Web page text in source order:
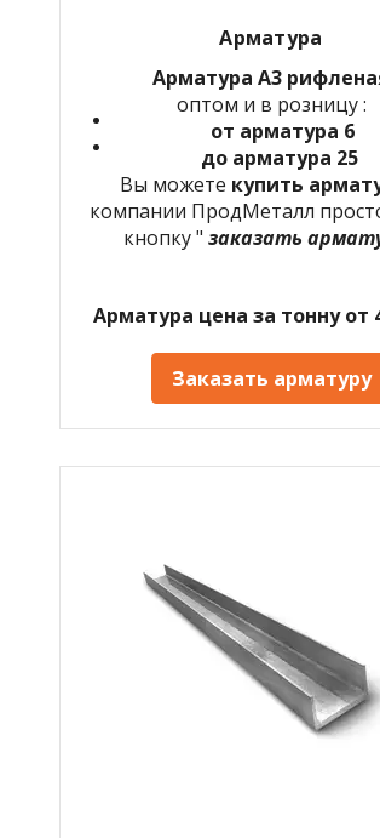
Арматура
Арматура А3
оптом и в розницу :
от арматура 6
до арматура 25
Вы можете купить
компании ПродМеталл
кнопку " заказать
Арматура цена за тонну от
Заказать арматуру